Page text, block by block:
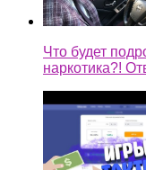
Что будет
наркотика?!